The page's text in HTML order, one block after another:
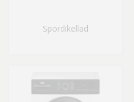
Spordikellad